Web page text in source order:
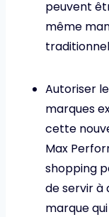
peuvent
même
Autoriser
marques
cette
Max
shopping
de servir à
marque